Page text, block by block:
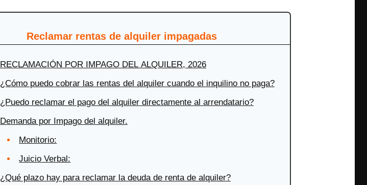
Reclamar rentas de alquiler impagadas
RECLAMACIÓN POR IMPAGO DEL ALQUILER, 2026
¿Cómo puedo cobrar las rentas del alquiler cuando el inquilino no paga?
¿Puedo reclamar el pago del alquiler directamente al arrendatario?
Demanda por Impago del alquiler.
Monitorio:
Juicio Verbal:
¿Qué plazo hay para reclamar la deuda de renta de alquiler?